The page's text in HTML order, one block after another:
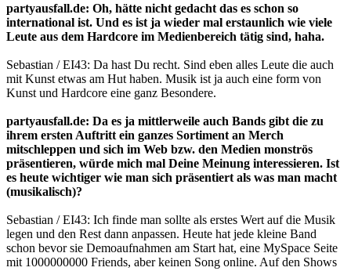
partyausfall.de: Oh, hätte nicht gedacht das es schon so
international ist. Und es ist ja wieder mal erstaunlich wie viele
Leute aus dem Hardcore im Medienbereich tätig sind, haha.
Sebastian / EI43: Da hast Du recht. Sind eben alles Leute die auch
mit Kunst etwas am Hut haben. Musik ist ja auch eine form von
Kunst und Hardcore eine ganz Besondere.
partyausfall.de: Da es ja mittlerweile auch Bands gibt die zu
ihrem ersten Auftritt ein ganzes Sortiment an Merch
mitschleppen und sich im Web bzw. den Medien monströs
präsentieren, würde mich mal Deine Meinung interessieren. Ist
es heute wichtiger wie man sich präsentiert als was man macht
(musikalisch)?
Sebastian / EI43: Ich finde man sollte als erstes Wert auf die Musik
legen und den Rest dann anpassen. Heute hat jede kleine Band
schon bevor sie Demoaufnahmen am Start hat, eine MySpace Seite
mit 1000000000 Friends, aber keinen Song online. Auf den Shows